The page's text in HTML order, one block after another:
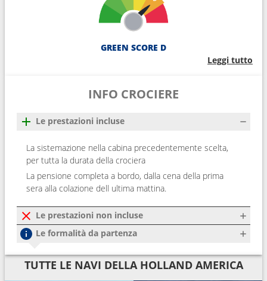
GREEN SCORE D
Leggi tutto
INFO CROCIERE
Le prestazioni incluse
La sistemazione nella cabina precedentemente scelta,
per tutta la durata della crociera
La pensione completa a bordo, dalla cena della prima
sera alla colazione dell ultima mattina.
Le prestazioni non incluse
Le formalità da partenza
TUTTE LE NAVI DELLA HOLLAND AMERICA